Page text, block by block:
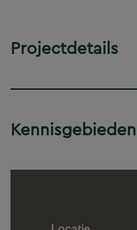
Projectdetails
Kennisgebieden